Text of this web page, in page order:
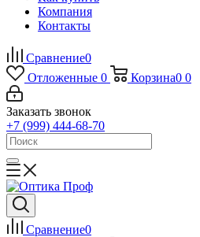
Компания
Контакты
Сравнение0
Отложенные 0 Корзина0 0
Заказать звонок
+7 (999) 444-68-70
Сравнение0